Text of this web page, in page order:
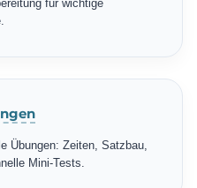
für wichtige
Übungen: Zeiten, Satzbau,
Mini-Tests.